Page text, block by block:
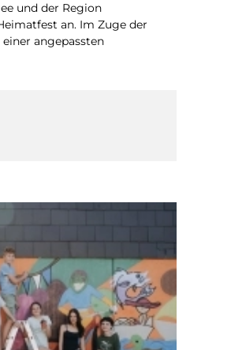
und der Region
an. Im Zuge der
angepassten